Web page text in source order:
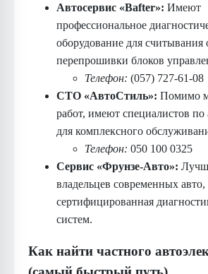
Автосервис «Bafter»: Имеют
профессиональное
оборудование для
перепрошивки блоков
Телефон: (057) 727-61-08
СТО «АвтоСтиль»: Помимо
работ, имеют специалистов по
для комплексного
Телефон: 050 100 0325
Сервис «Фрунзе-Авто»:
владельцев современных
сертифицированная
систем.
Как найти частного